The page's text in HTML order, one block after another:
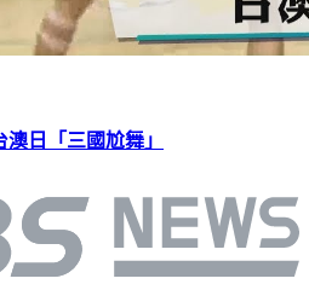
日「三國尬舞」